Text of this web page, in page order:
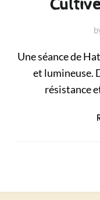
Une séance de
et lumineuse.
résistance